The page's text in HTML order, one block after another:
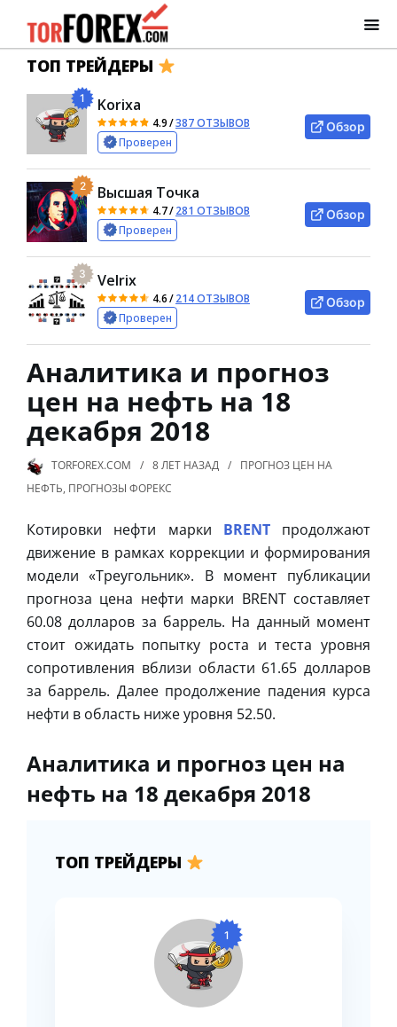
ТОП ТРЕЙДЕРЫ
1 Korixa
4.9/387 ОТЗЫВОВ
Проверен
Обзор
2 Высшая Точка
4.7/281 ОТЗЫВОВ
Проверен
Обзор
3 Velrix
4.6/214 ОТЗЫВОВ
Проверен
Обзор
Аналитика и прогноз
цен на нефть на 18
декабря 2018
TORFOREX.COM 8 ЛЕТ НАЗАД
ПРОГНОЗ ЦЕН НА
НЕФТЬ, ПРОГНОЗЫ ФОРЕКС
Котировки нефти марки BRENTпродолжают
движение в рамках коррекции и формирования
модели «Треугольник». В момент публикации
прогноза цена нефти марки BRENT составляет
60.08 долларов за баррель. На данный момент
стоит ожидать попытку роста и теста уровня
сопротивления вблизи области 61.65 долларов
за баррель. Далее продолжение падения курса
нефти в область ниже уровня 52.50.
Аналитика и прогноз цен на
нефть на 18 декабря 2018
ТОП ТРЕЙДЕРЫ
1